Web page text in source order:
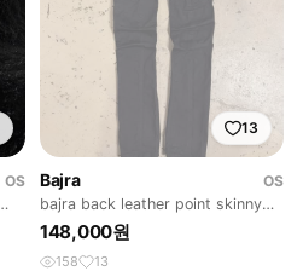
OS
13
Bajra
OS
bajra back leather point skinny
pants
148,000원
158 13